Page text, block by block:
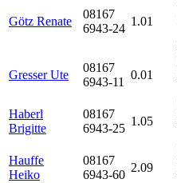
Götz Renate
08167
6943-24
1.01
Gresser Ute
08167
6943-11
0.01
Haberl
Brigitte
08167
6943-25
1.05
Hauffe
Heiko
08167
6943-60
2.09